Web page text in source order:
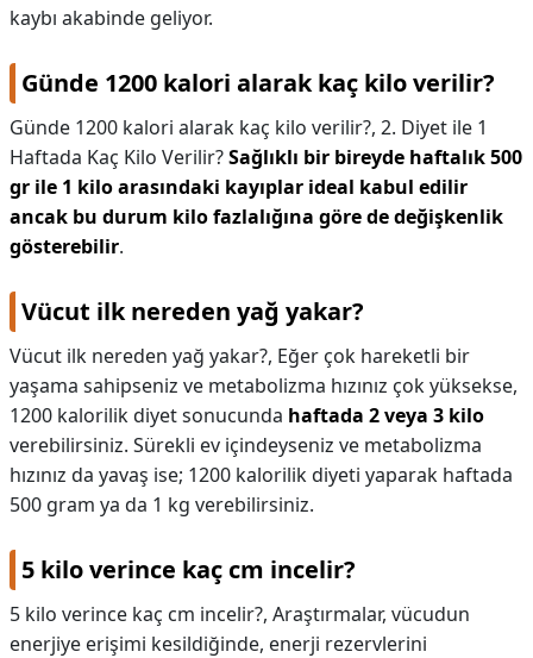
kaybı akabinde geliyor.
Günde 1200 kalori alarak kaç kilo verilir?
Günde 1200 kalori alarak kaç kilo verilir?, 2. Diyet ile 1
Haftada Kaç Kilo Verilir?Sağlıklı bir bireyde haftalık 500
gr ile 1 kilo arasındaki kayıplar ideal kabul edilir
ancak bu durum kilo fazlalığına göre de değişkenlik
gösterebilir.
Vücut ilk nereden yağ yakar?
Vücut ilk nereden yağ yakar?, Eğer çok hareketli bir
yaşama sahipseniz ve metabolizma hızınız çok yüksekse,
1200 kalorilik diyet sonucunda haftada 2 veya 3 kilo
verebilirsiniz. Sürekli ev içindeyseniz ve metabolizma
hızınız da yavaş ise; 1200 kalorilik diyeti yaparak haftada
500 gram ya da 1 kg verebilirsiniz.
5 kilo verince kaç cm incelir?
5 kilo verince kaç cm incelir?, Araştırmalar, vücudun
enerjiye erişimi kesildiğinde, enerji rezervlerini